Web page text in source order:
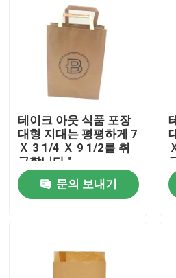
테이크 아웃 식품 포장
대형 지대는 평평하게 7
Ｘ 3 1/4 Ｘ 9 1/2를 취
급합니다 "
문의 보내기